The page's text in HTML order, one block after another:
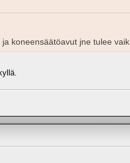
koneensäätöavut jne tulee